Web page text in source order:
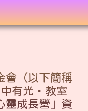
會（以下簡稱
有光・教室
靈成長營」資